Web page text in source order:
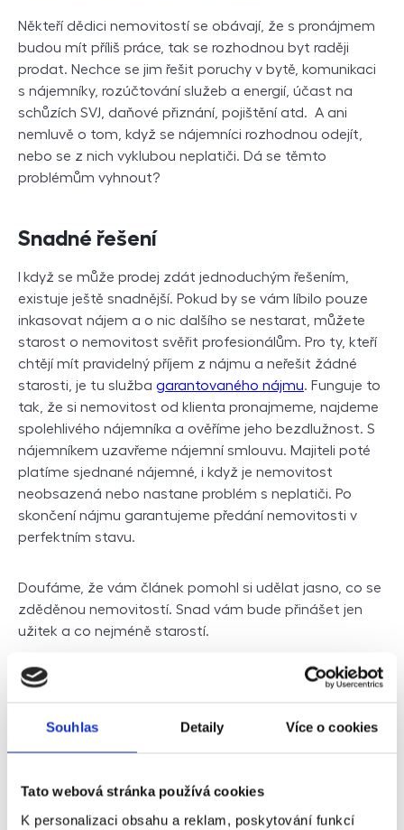
Souhlas Detaily Více o cookies
Tato webová stránka používá cookies
K personalizaci obsahu a reklam, poskytování funkcí
Někteří dědici nemovitostí se obávají, že s pronájmem
budou mít příliš práce, tak se rozhodnou byt raději
prodat. Nechce se jim řešit poruchy v bytě, komunikaci
s nájemníky, rozúčtování služeb a energií, účast na
schůzích SVJ, daňové přiznání, pojištění atd. A ani
nemluvě o tom, když se nájemníci rozhodnou odejít,
nebo se z nich vyklubou neplatiči. Dá se těmto
problémům vyhnout?
Snadné řešení
když se může prodej zdát jednoduchým řešením,
existuje ještě snadnější. Pokud by se vám líbilo pouze
inkasovat nájem a o nic dalšího se nestarat, můžete
starost o nemovitost svěřit profesionálům. Pro ty, kteří
chtějí mít pravidelný příjem z nájmu a neřešit žádné
starosti, je tu služba garantovaného nájmu. Funguje to
tak, že si nemovitost od klienta pronajmeme, najdeme
spolehlivého nájemníka a ověříme jeho bezdlužnost. S
nájemníkem uzavřeme nájemní smlouvu. Majiteli poté
platíme sjednané nájemné, i když je nemovitost
neobsazená nebo nastane problém s neplatiči. Po
skončení nájmu garantujeme předání nemovitosti v
perfektním stavu.
Doufáme, že vám článek pomohl si udělat jasno, co se
zděděnou nemovitostí. Snad vám bude přinášet jen
užitek a co nejméně starostí.